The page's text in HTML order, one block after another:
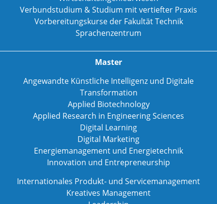
Verbundstudium & Studium mit vertiefter Praxis
Vorbereitungskurse der Fakultät Technik
Sprachenzentrum
Master
Angewandte Künstliche Intelligenz und Digitale
Transformation
Applied Biotechnology
Applied Research in Engineering Sciences
Digital Learning
Digital Marketing
Energiemanagement und Energietechnik
Innovation und Entrepreneurship
Internationales Produkt- und Servicemanagement
Kreatives Management